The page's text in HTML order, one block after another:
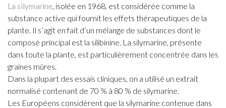
La silymarine, isolée en 1968, est considérée comme la
substance active qui fournit les effets thérapeutiques de la
plante. Il s’agit en fait d’un mélange de substances dont le
composé principal est la silibinine. La silymarine, présente
dans toute la plante, est particulièrement concentrée dans les
graines mûres.
Dans la plupart des essais cliniques, on a utilisé un extrait
normalisé contenant de 70 % à 80 % de silymarine.
Les Européens considèrent que la silymarine contenue dans